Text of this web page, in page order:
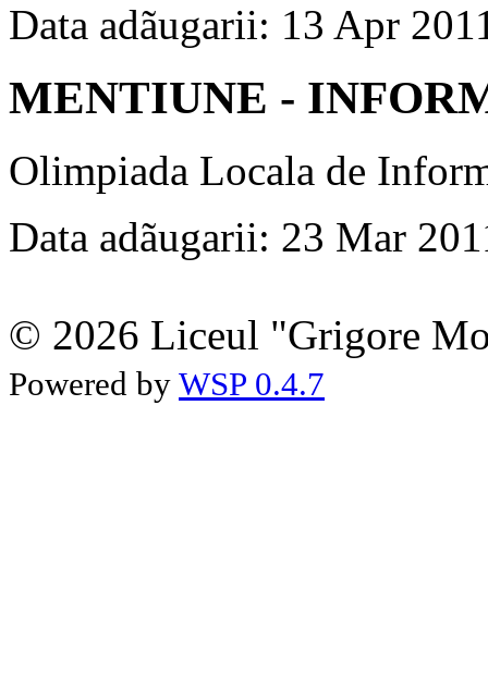
Data adãugarii: 13 Apr
MENTIUNE -
Olimpiada Locala de
Data adãugarii: 23 Mar
© 2026 Liceul "Grigore
Powered by WSP 0.4.7